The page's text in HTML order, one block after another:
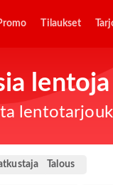
Tilaukset
Talous